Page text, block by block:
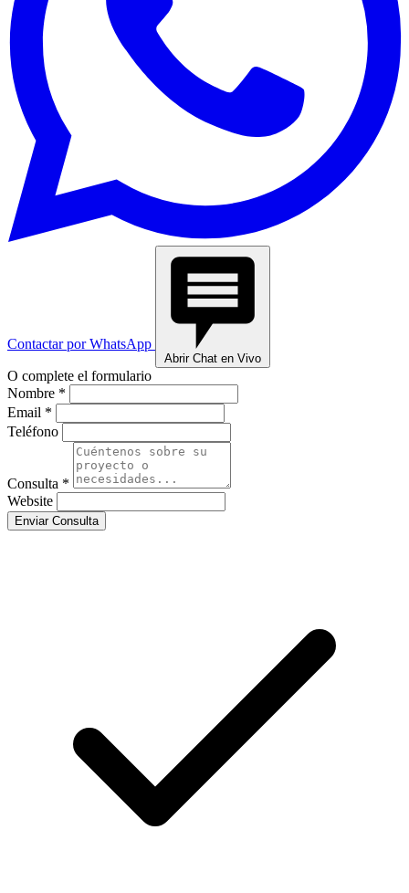
Contactar por WhatsApp
Abrir Chat en Vivo
O complete el formulario
Nombre *
Email *
Teléfono
Consulta *
Website
Enviar Consulta